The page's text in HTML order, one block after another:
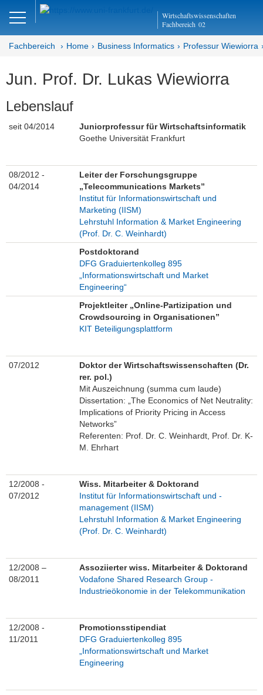
Wirtschaftswissenschaften
Fachbereich 02
DE Close
Business Informatics
Abteilung Wirtschaftsinformatik
Professur Wiewiorra
Lebenslauf
Fachbereich Home Business Informatics Professur Wiewiorra
Jun. Prof. Dr. Lukas Wiewiorra
Lebenslauf
seit 04/2014
Juniorprofessur für Wirtschaftsinformatik
Goethe Universität Frankfurt
08/2012 -
04/2014
Leiter der Forschungsgruppe
„Telecommunications Markets”
Institut für Informationswirtschaft und
Marketing (IISM)
Lehrstuhl Information & Market Engineering
(Prof. Dr. C. Weinhardt)
Postdoktorand
DFG Graduiertenkolleg 895
„Informationswirtschaft und Market
Engineering“
Projektleiter „Online-Partizipation und
Crowdsourcing in Organisationen”
KIT Beteiligungsplattform
07/2012
Doktor der Wirtschaftswissenschaften (Dr.
rer. pol.)
Mit Auszeichnung (summa cum laude)
Dissertation: „The Economics of Net Neutrality:
Implications of Priority Pricing in Access
Networks”
Referenten: Prof. Dr. C. Weinhardt, Prof. Dr. K-
M. Ehrhart
12/2008 -
07/2012
Wiss. Mitarbeiter & Doktorand
Institut für Informationswirtschaft und -
management (IISM)
Lehrstuhl Information & Market Engineering
(Prof. Dr. C. Weinhardt)
12/2008 –
08/2011
Assoziierter wiss. Mitarbeiter & Doktorand
Vodafone Shared Research Group -
Industrieökonomie in der Telekommunikation
12/2008 -
11/2011
Promotionsstipendiat
DFG Graduiertenkolleg 895
„Informationswirtschaft und Market
Engineering